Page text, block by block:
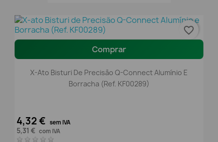
Comprar
X-Ato Bisturi De Precisão Q-Connect Alumínio E
Borracha (Ref. KF00289)
4,32 € sem IVA
5,31 € com IVA
favorite_border